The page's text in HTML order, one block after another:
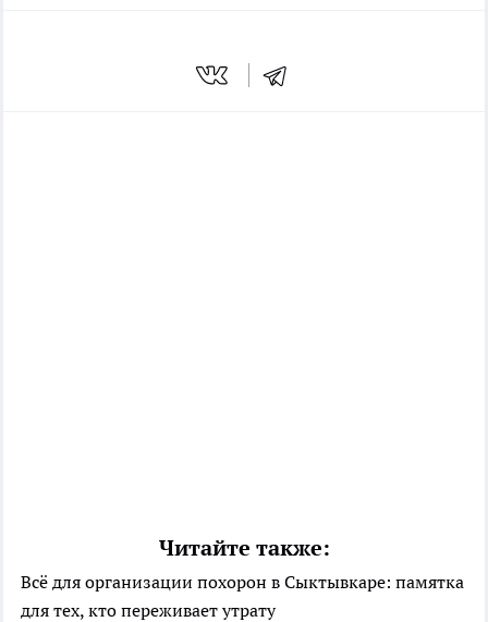
Читайте также:
Всё для организации похорон в Сыктывкаре: памятка
для тех, кто переживает утрату